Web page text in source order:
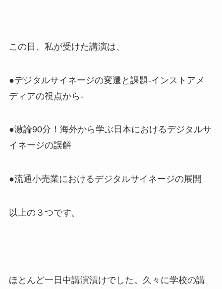
この日、私が受けた講演は、
●デジタルサイネージの変遷と課題-インストアメ
ディアの視点から-
●激論90分！海外から学ぶ日本におけるデジタルサ
イネージの誤解
●流通小売業におけるデジタルサイネージの展開
以上の３つです。
ほとんど一日中講演漬けでした。久々に学校の講